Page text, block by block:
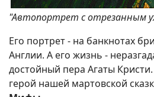
"Автопортрет с отрезанным
Его портрет - на банкнотах
Англии. А его жизнь -
достойный пера Агаты
герой нашей мартовской